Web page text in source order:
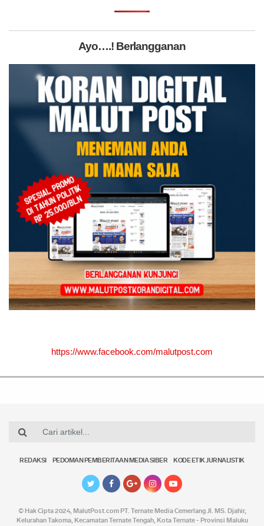
Ayo….! Berlangganan
https://www.facebook.com/malutpost.com
REDAKSI PEDOMAN PEMBERITAAN MEDIA SIBER KODE ETIK JURNALISTIK
© Hak Cipta 2024, MalutPost.comPT. Ternate Media Cemerlang Jl. MS. Djahir,
Kelurahan Takoma, Kecamatan Ternate Tengah, Kota Ternate - Provinsi Maluku